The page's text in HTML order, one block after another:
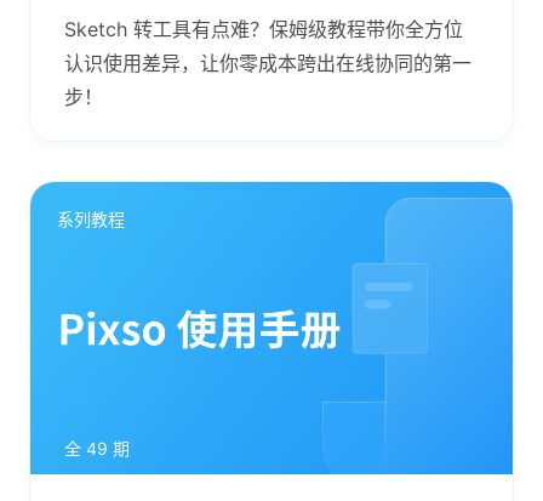
Sketch 转工具有点难？保姆级教程带你全方位
认识使用差异，让你零成本跨出在线协同的第一
步！
系列教程
全 49 期